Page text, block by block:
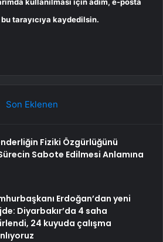
tarayıcıya kaydedilsin.
Son Eklenen
Fiziki Özgürlüğünü
Sabote Edilmesi Anlamına
Erdoğan’dan yeni
Diyarbakır’da 4 saha
24 kuyuda çalışma